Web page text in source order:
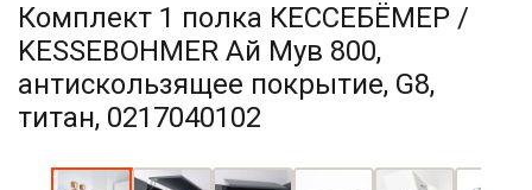
Комплект 1 полка КЕССЕБЁМЕР /
KESSEBOHMER Ай Мув 800,
антискользящее покрытие, G8,
титан, 0217040102